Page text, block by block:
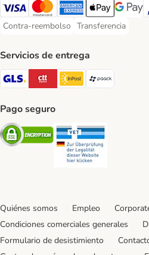
Visa Payment Method
Mastercard Payment Method
American Express
Apple PayGoogle
Contra-reembolso
Contra-reembolso Payment Method
Transferencia
Transferencia
Servicios de entrega
GLS Shipping Method
CTTExpress Shipping
InPost Shipping
Pago seguro
Security
Quiénes somos Empleo
Condiciones comerciales generales
Formulario de desistimiento